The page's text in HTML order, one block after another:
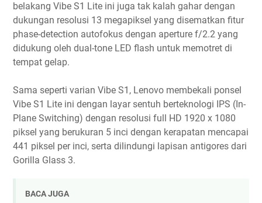
belakang Vibe S1 Lite ini juga tak kalah gahar dengan
dukungan resolusi 13 megapiksel yang disematkan fitur
phase-detection autofokus dengan aperture f/2.2 yang
didukung oleh dual-tone LED flash untuk memotret di
tempat gelap.
Sama seperti varian Vibe S1, Lenovo membekali ponsel
Vibe S1 Lite ini dengan layar sentuh berteknologi IPS (In-
Plane Switching) dengan resolusi full HD 1920 x 1080
piksel yang berukuran 5 inci dengan kerapatan mencapai
441 piksel per inci, serta dilindungi lapisan antigores dari
Gorilla Glass 3.
BACA JUGA